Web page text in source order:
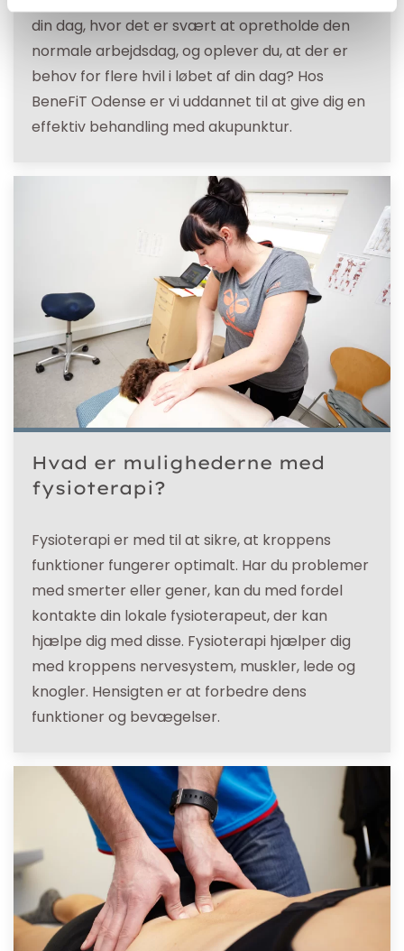
din dag, hvor det er svært at opretholde den
normale arbejdsdag, og oplever du, at der er
behov for flere hvil i løbet af din dag? Hos
BeneFiT Odense er vi uddannet til at give dig en
effektiv behandling med akupunktur.
Hvad er mulighederne med
fysioterapi?
Fysioterapi er med til at sikre, at kroppens
funktioner fungerer optimalt. Har du problemer
med smerter eller gener, kan du med fordel
kontakte din lokale fysioterapeut, der kan
hjælpe dig med disse. Fysioterapi hjælper dig
med kroppens nervesystem, muskler, lede og
knogler. Hensigten er at forbedre dens
funktioner og bevægelser.